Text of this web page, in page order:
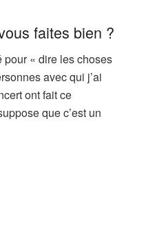
faites bien ?
pour « dire les choses
avec qui j’ai
ont fait ce
que c’est un